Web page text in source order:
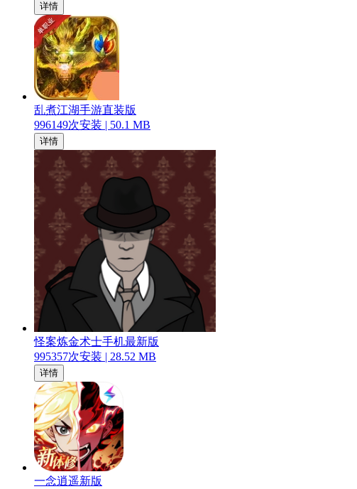
详情
乱煮江湖手游直装版
996149次安装 | 50.1 MB
详情
怪案炼金术士手机最新版
995357次安装 | 28.52 MB
详情
一念逍遥新版